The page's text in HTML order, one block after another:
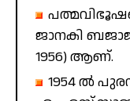
ജാനകി
1956) ആണ്.
1954 ൽ